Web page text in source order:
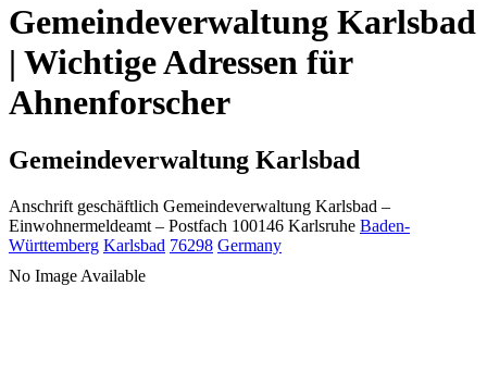
Gemeindeverwaltung Karlsbad
| Wichtige Adressen für
Ahnenforscher
Gemeindeverwaltung Karlsbad
Anschrift geschäftlich Gemeindeverwaltung Karlsbad –
Einwohnermeldeamt – Postfach 100146 Karlsruhe Baden-
Württemberg Karlsbad 76298 Germany
No Image Available